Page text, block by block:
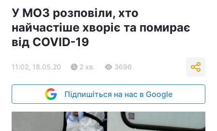
У МОЗ розповіли, хто
найчастіше хворіє та помирає
від COVID-19
11:02, 18.05.20 2 хв. 3696
Підпишіться на нас в Google